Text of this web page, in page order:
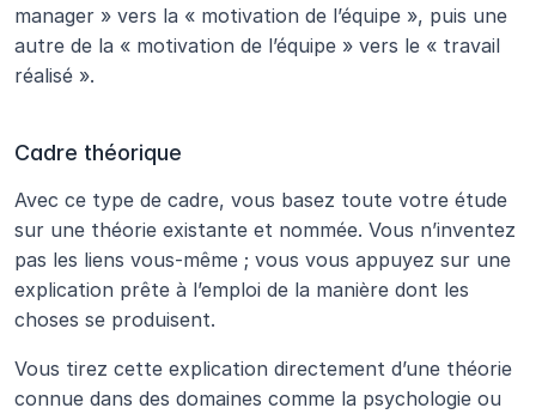
manager » vers la « motivation de l’équipe », puis une
autre de la « motivation de l’équipe » vers le « travail
réalisé ».
Cadre théorique
Avec ce type de cadre, vous basez toute votre étude
sur une théorie existante et nommée. Vous n’inventez
pas les liens vous-même ; vous vous appuyez sur une
explication prête à l’emploi de la manière dont les
choses se produisent.
Vous tirez cette explication directement d’une théorie
connue dans des domaines comme la psychologie ou